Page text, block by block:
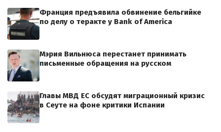
Франция предъявила обвинение бельгийке
по делу о теракте у Bank of America
Мэрия Вильнюса перестанет принимать
письменные обращения на русском
Главы МВД ЕС обсудят миграционный кризис
в Сеуте на фоне критики Испании